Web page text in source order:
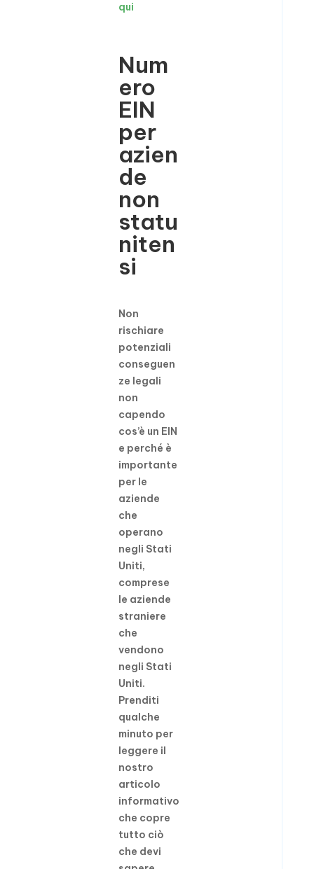
qui
Num
ero
EIN
per
azien
de
non
statu
niten
si
Non
rischiare
potenziali
conseguen
ze legali
non
capendo
cos’è un EIN
e perché è
importante
per le
aziende
che
operano
negli Stati
Uniti,
comprese
le aziende
straniere
che
vendono
negli Stati
Uniti.
Prenditi
qualche
minuto per
leggere il
nostro
articolo
informativo
che copre
tutto ciò
che devi